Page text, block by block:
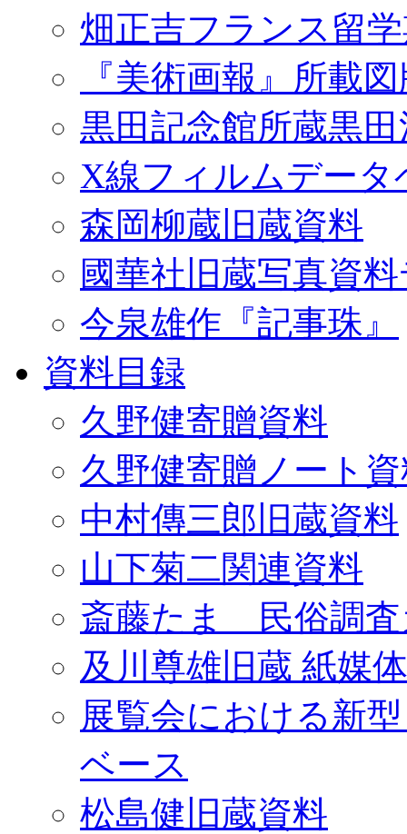
畑正吉フランス留
『美術画報』所載
黒田記念館所蔵黒
X線フィルムデータ
森岡柳蔵旧蔵資料
國華社旧蔵写真資
今泉雄作『記事珠』
資料目録
久野健寄贈資料
久野健寄贈ノート
中村傳三郎旧蔵資料
山下菊二関連資料
斎藤たま 民俗調査
及川尊雄旧蔵 紙媒
展覧会における新
ベース
松島健旧蔵資料